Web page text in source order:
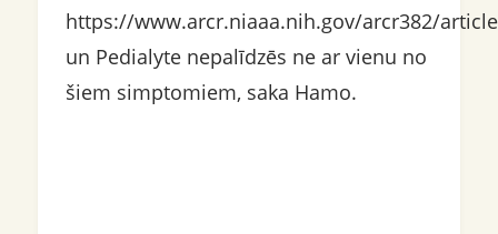
https://www.arcr.niaaa.nih.gov/arcr382/
un Pedialyte nepalīdzēs ne ar vienu no
šiem simptomiem, saka Hamo.